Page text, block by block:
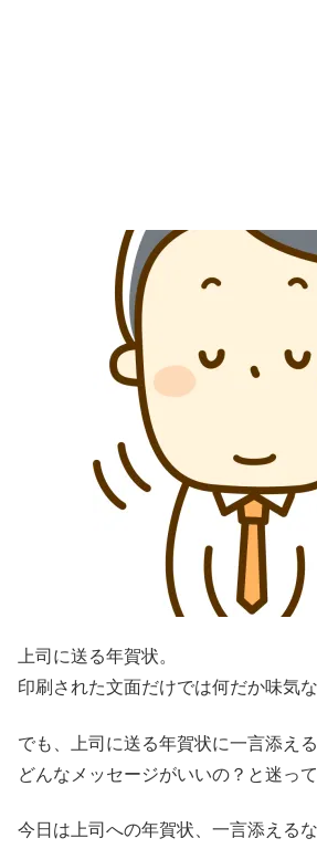
上司に送る年賀状。
印刷された文面だけでは何だか味気な
でも、上司に送る年賀状に一言添え
どんなメッセージがいいの？と迷っ
今日は上司への年賀状、一言添える